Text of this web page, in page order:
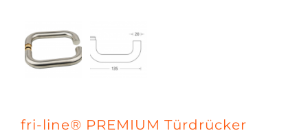
fri-line® PREMIUM Türdrücker